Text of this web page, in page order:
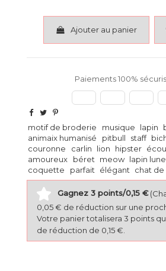
Ajouter au panier
Paiements 100%
motif de broderie musique lapin
animaix humanisé
pitbull staff
couronne
carlin lion hipster
amoureux
béret meow lapin
coquette
parfait élégant chat de
Gagnez 3 points/0,15 €
0,05 € de réduction sur une
Votre panier totalisera 3 points
de réduction de 0,15 €.